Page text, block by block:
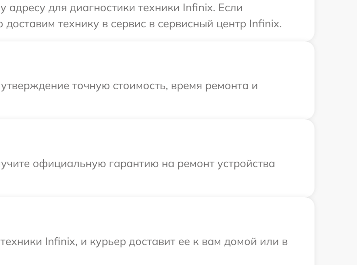
адресу для диагностики техники Infinix. Если
технику в сервис в сервисный центр Infinix.
точную стоимость, время ремонта и
официальную гарантию на ремонт устройства
Infinix, и курьер доставит ее к вам домой или в